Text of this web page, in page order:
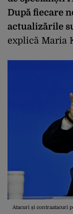
După fiecare
actualizările
explică Maria
Atacuri și contraatacuri